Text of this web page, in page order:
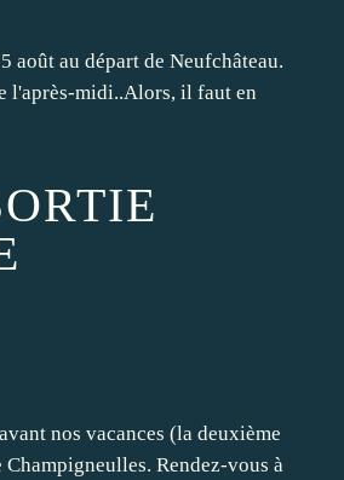
août au départ de Neufchâteau.
l'après-midi..Alors, il faut en
nos vacances (la deuxième
Rendez-vous à